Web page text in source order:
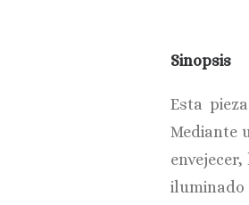
Sinopsis
Esta
Mediante
iluminado